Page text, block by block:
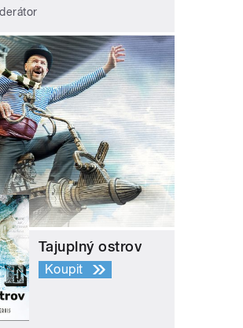
Tajuplný ostrov
Koupit